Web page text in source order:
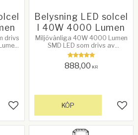
drivs
Lägg till i favoriter
Belysning LED solcel
l 40W 4000 Lumen
Miljövänliga 40W 4000 Lumen
SMD LED som drivs av
solceller. Storlek: 33 x 20 cm.
medföljer. Längd 50 cm.
888,00 KR
KÖP